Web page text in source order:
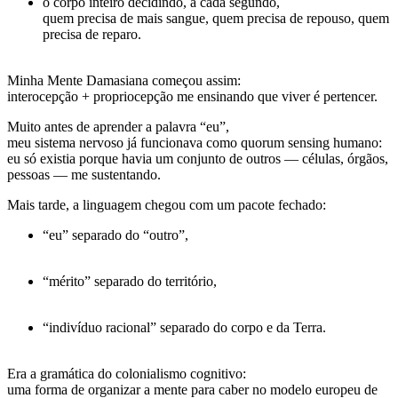
quem precisa de mais sangue, quem precisa de repouso, quem
precisa de reparo.
Minha Mente Damasiana começou assim:
interocepção + propriocepção me ensinando que viver é pertencer.
Muito antes de aprender a palavra “eu”,
meu sistema nervoso já funcionava como quorum sensing humano:
eu só existia porque havia um conjunto de outros — células, órgãos,
pessoas — me sustentando.
Mais tarde, a linguagem chegou com um pacote fechado:
“eu” separado do “outro”,
“mérito” separado do território,
“indivíduo racional” separado do corpo e da Terra.
Era a gramática do colonialismo cognitivo:
uma forma de organizar a mente para caber no modelo europeu de